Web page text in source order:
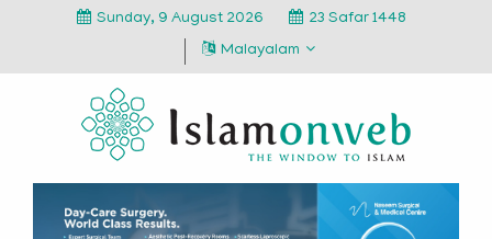
Sunday, 9 August 2026
23 Safar 1448
Malayalam